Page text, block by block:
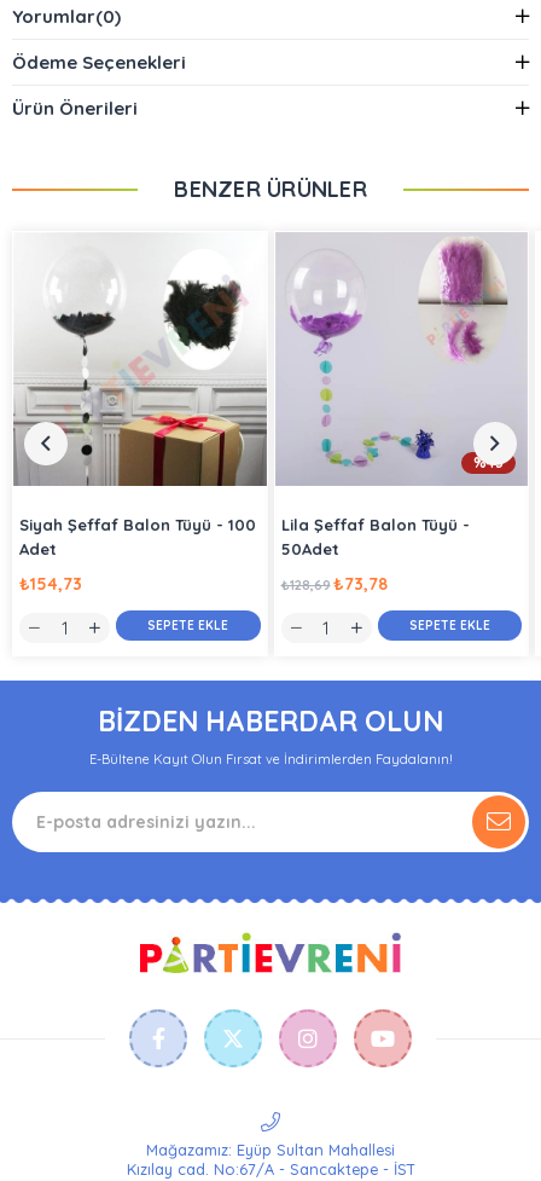
unutmayın.
Yorumlar(0)
Ödeme Seçenekleri
Ürün Önerileri
BENZER ÜRÜNLER
Siyah Şeffaf Balon Tüyü - 100
Adet
₺154,73
SEPETE EKLE
Lila Şeffaf Balon Tüyü -
50Adet
₺73,78
₺128,69
SEPETE EKLE
%43
BİZDEN HABERDAR OLUN
E-Bültene Kayıt Olun Fırsat ve İndirimlerden Faydalanın!
Mağazamız: Eyüp Sultan Mahallesi
Kızılay cad. No:67/A - Sancaktepe - İST